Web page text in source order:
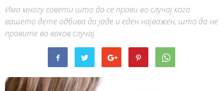
Има многу совети што да се прави во случај кога
вашето дете одбива да јаде и еден најважен, што да не
правите во ваков случај